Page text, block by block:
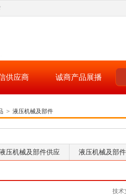
供应商 诚商产品展播
> 液压机械及部件
压机械及部件供应 液压机械及部
技术